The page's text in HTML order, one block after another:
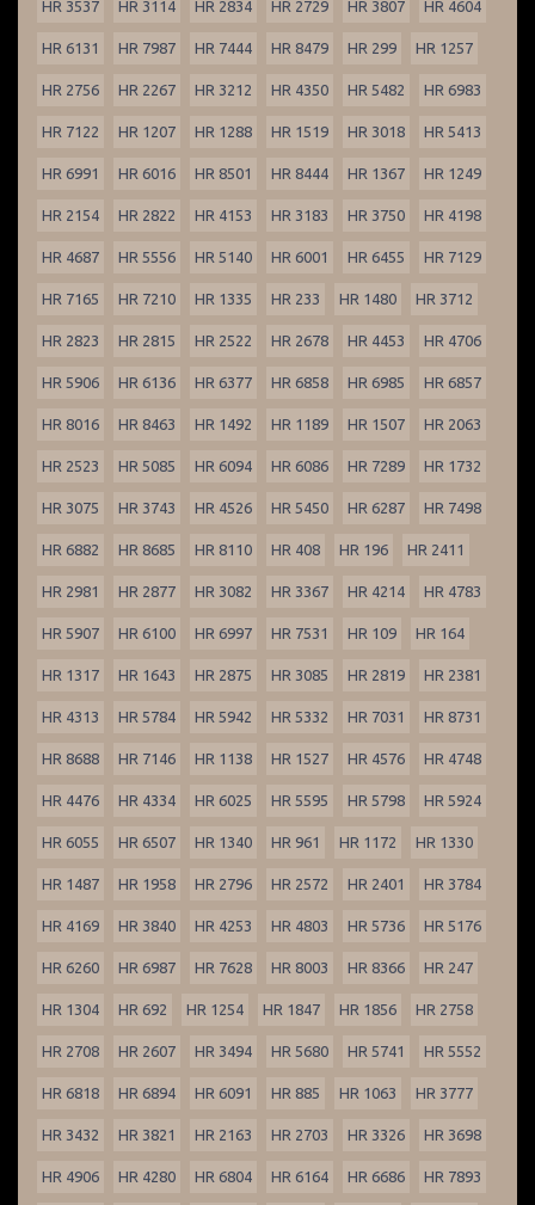
HR 3537 HR 3114 HR 2834 HR 2729 HR 3807 HR 4604
HR 6131 HR 7987 HR 7444 HR 8479 HR 299 HR 1257
HR 2756 HR 2267 HR 3212 HR 4350 HR 5482 HR 6983
HR 7122 HR 1207 HR 1288 HR 1519 HR 3018 HR 5413
HR 6991 HR 6016 HR 8501 HR 8444 HR 1367 HR 1249
HR 2154 HR 2822 HR 4153 HR 3183 HR 3750 HR 4198
HR 4687 HR 5556 HR 5140 HR 6001 HR 6455 HR 7129
HR 7165 HR 7210 HR 1335 HR 233 HR 1480 HR 3712
HR 2823 HR 2815 HR 2522 HR 2678 HR 4453 HR 4706
HR 5906 HR 6136 HR 6377 HR 6858 HR 6985 HR 6857
HR 8016 HR 8463 HR 1492 HR 1189 HR 1507 HR 2063
HR 2523 HR 5085 HR 6094 HR 6086 HR 7289 HR 1732
HR 3075 HR 3743 HR 4526 HR 5450 HR 6287 HR 7498
HR 6882 HR 8685 HR 8110 HR 408 HR 196 HR 2411
HR 2981 HR 2877 HR 3082 HR 3367 HR 4214 HR 4783
HR 5907 HR 6100 HR 6997 HR 7531 HR 109 HR 164
HR 1317 HR 1643 HR 2875 HR 3085 HR 2819 HR 2381
HR 4313 HR 5784 HR 5942 HR 5332 HR 7031 HR 8731
HR 8688 HR 7146 HR 1138 HR 1527 HR 4576 HR 4748
HR 4476 HR 4334 HR 6025 HR 5595 HR 5798 HR 5924
HR 6055 HR 6507 HR 1340 HR 961 HR 1172 HR 1330
HR 1487 HR 1958 HR 2796 HR 2572 HR 2401 HR 3784
HR 4169 HR 3840 HR 4253 HR 4803 HR 5736 HR 5176
HR 6260 HR 6987 HR 7628 HR 8003 HR 8366 HR 247
HR 1304 HR 692 HR 1254 HR 1847 HR 1856 HR 2758
HR 2708 HR 2607 HR 3494 HR 5680 HR 5741 HR 5552
HR 6818 HR 6894 HR 6091 HR 885 HR 1063 HR 3777
HR 3432 HR 3821 HR 2163 HR 2703 HR 3326 HR 3698
HR 4906 HR 4280 HR 6804 HR 6164 HR 6686 HR 7893